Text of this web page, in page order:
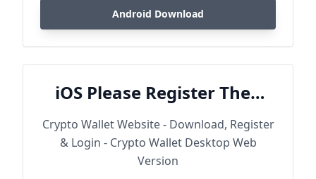
Android Download
iOS Please Register Then
Download
Crypto Wallet Website - Download, Register
& Login - Crypto Wallet Desktop Web
Version